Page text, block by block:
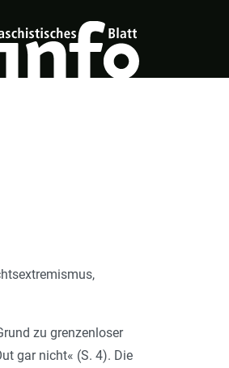
zu grenzenloser
gar nicht« (S. 4). Die